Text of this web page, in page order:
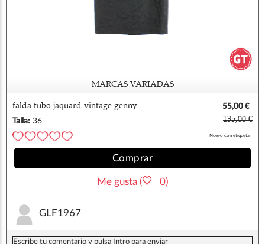
MARCAS VARIADAS
falda tubo jaquard vintage genny
55,00 €
Talla: 36 135,00 €
Nuevo con etiqueta
Comprar
Me gusta ( 0)
GLF1967